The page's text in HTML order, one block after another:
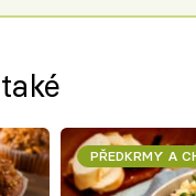
PŘEDKRMY A